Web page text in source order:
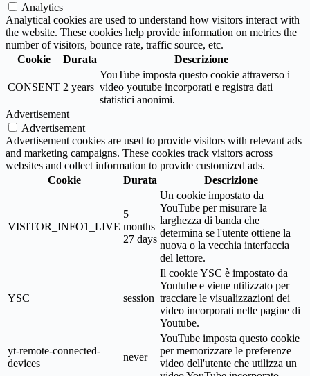
Analytics
Analytical cookies are used to understand how visitors interact with
the website. These cookies help provide information on metrics the
number of visitors, bounce rate, traffic source, etc.
Cookie
Durata Descrizione
CONSENT 2 years
YouTube imposta questo cookie attraverso i
video youtube incorporati e registra dati
statistici anonimi.
Advertisement
Advertisement
Advertisement cookies are used to provide visitors with relevant ads
and marketing campaigns. These cookies track visitors across
websites and collect information to provide customized ads.
Cookie
Durata Descrizione
VISITOR_INFO1_LIVE
5
months
27 days
Un cookie impostato da
YouTube per misurare la
larghezza di banda che
determina se l'utente ottiene la
nuova o la vecchia interfaccia
del lettore.
YSC session
Il cookie YSC è impostato da
Youtube e viene utilizzato per
tracciare le visualizzazioni dei
video incorporati nelle pagine di
Youtube.
yt-remote-connected-
devices
never
YouTube imposta questo cookie
per memorizzare le preferenze
video dell'utente che utilizza un